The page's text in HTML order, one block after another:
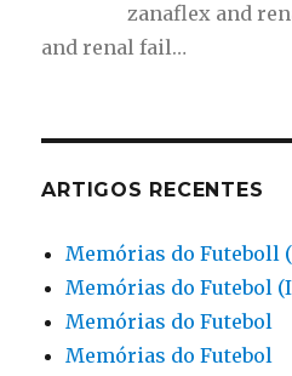
zanaflex and
and renal fail…
ARTIGOS RECENTES
Memórias do Futeboll
Memórias do Futebol
Memórias do Futebol
Memórias do Futebol